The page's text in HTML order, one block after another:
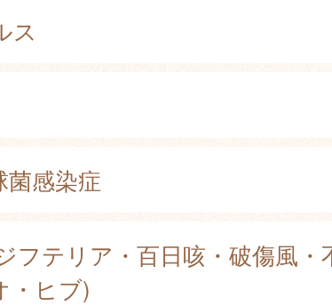
ス
菌感染症
フテリア・百日咳・破傷風・
・ヒブ)